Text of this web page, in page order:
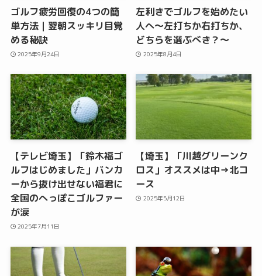
ゴルフ疲労回復の4つの簡
単方法｜翌朝スッキリ目覚
める秘訣
2025年9月24日
左利きでゴルフを始めたい
人へ〜左打ちか右打ちか、
どちらを選ぶべき？〜
2025年8月4日
【テレビ埼玉】「鈴木福ゴ
ルフはじめました」バンカ
ーから抜け出せない福君に
全国のへっぽこゴルファー
が涙
2025年7月11日
【埼玉】「川越グリーンク
ロス」オススメは中→北コ
ース
2025年5月12日